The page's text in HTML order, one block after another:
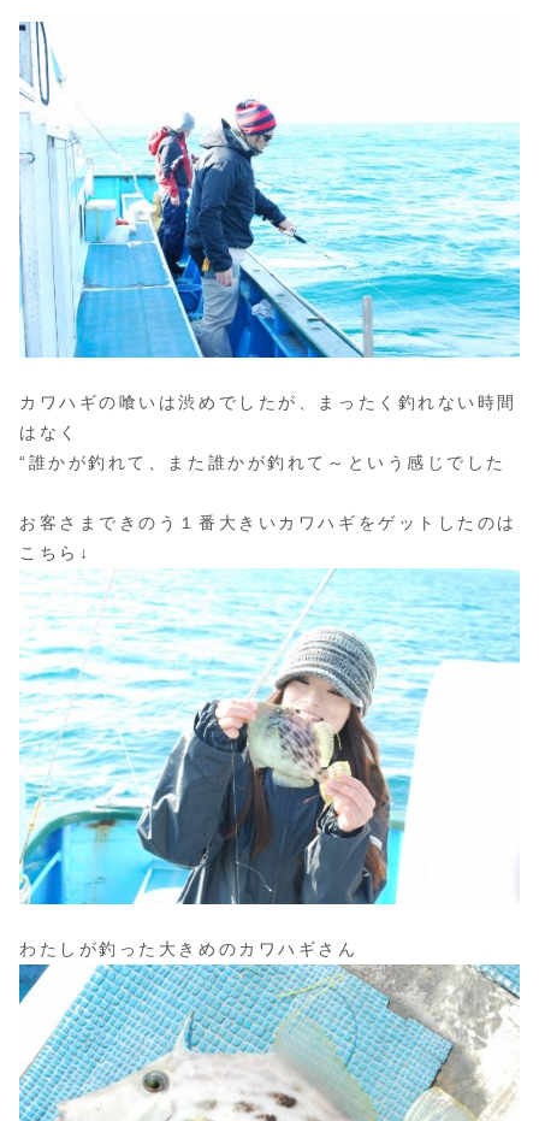
カワハギの喰いは渋めでしたが、まったく釣れない時間
はなく
“誰かが釣れて、また誰かが釣れて～という感じでした
お客さまできのう１番大きいカワハギをゲットしたのは
こちら↓
わたしが釣った大きめのカワハギさん